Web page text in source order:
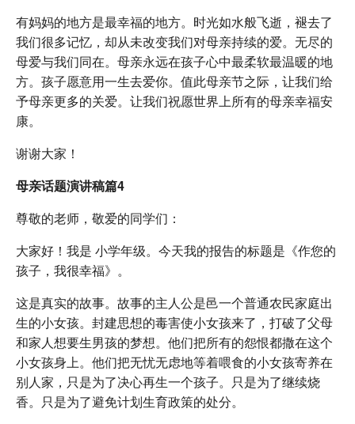
有妈妈的地方是最幸福的地方。时光如水般飞逝，褪去了
我们很多记忆，却从未改变我们对母亲持续的爱。无尽的
母爱与我们同在。母亲永远在孩子心中最柔软最温暖的地
方。孩子愿意用一生去爱你。值此母亲节之际，让我们给
予母亲更多的关爱。让我们祝愿世界上所有的母亲幸福安
康。
谢谢大家！
母亲话题演讲稿篇4
尊敬的老师，敬爱的同学们：
大家好！我是 小学年级。今天我的报告的标题是《作您的
孩子，我很幸福》。
这是真实的故事。故事的主人公是邑一个普通农民家庭出
生的小女孩。封建思想的毒害使小女孩来了，打破了父母
和家人想要生男孩的梦想。他们把所有的怨恨都撒在这个
小女孩身上。他们把无忧无虑地等着喂食的小女孩寄养在
别人家，只是为了决心再生一个孩子。只是为了继续烧
香。只是为了避免计划生育政策的处分。